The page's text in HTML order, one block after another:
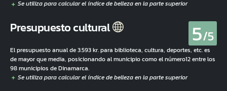
Presupuesto cultural 5/5
El presupuesto anual de 3.593 kr. para biblioteca, cultura, deportes, etc. es
de mayor que media, posicionando al municipio como el número12 entre los
98 municipios de Dinamarca.